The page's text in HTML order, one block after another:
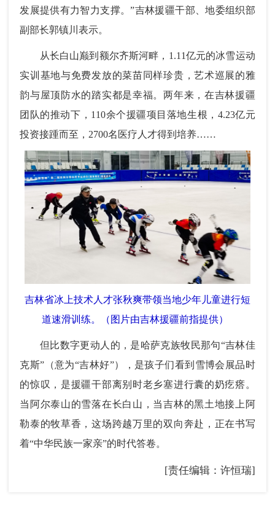
发展提供有力智力支撑。”吉林援疆干部、地委组织部
副部长郭镇川表示。
从长白山巅到额尔齐斯河畔，1.11亿元的冰雪运动
实训基地与免费发放的菜苗同样珍贵，艺术巡展的雅
韵与屋顶防水的踏实都是幸福。两年来，在吉林援疆
团队的推动下，110余个援疆项目落地生根，4.23亿元
投资接踵而至，2700名医疗人才得到培养……
吉林省冰上技术人才张秋爽带领当地少年儿童进行短
道速滑训练。（图片由吉林援疆前指提供）
但比数字更动人的，是哈萨克族牧民那句“吉林佳
克斯”（意为“吉林好”），是孩子们看到雪博会展品时
的惊叹，是援疆干部离别时老乡塞进行囊的奶疙瘩。
当阿尔泰山的雪落在长白山，当吉林的黑土地接上阿
勒泰的牧草香，这场跨越万里的双向奔赴，正在书写
着“中华民族一家亲”的时代答卷。
[责任编辑：许恒瑞]